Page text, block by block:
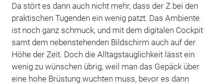
Da stört es dann auch nicht mehr, dass der Z bei den
praktischen Tugenden ein wenig patzt. Das Ambiente
ist noch ganz schmuck, und mit dem digitalen Cockpit
samt dem nebenstehenden Bildschirm auch auf der
Höhe der Zeit. Doch die Alltagstauglichkeit lässt ein
wenig zu wünschen übrig, weil man das Gepäck über
eine hohe Brüstung wuchten muss, bevor es dann